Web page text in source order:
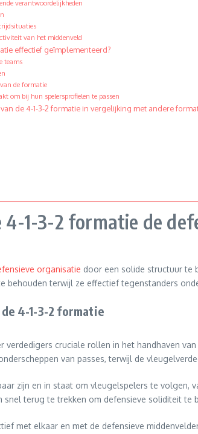
verantwoordelijkheden
van het middenveld
effectief geïmplementeerd?
teams
de formatie
om bij hun spelersprofielen te passen
de 4-1-3-2 formatie in vergelijking met andere
1-3-2 formatie de
organisatie door een solide structuur te
behouden terwijl ze effectief tegenstanders
4-1-3-2 formatie
verdedigers cruciale rollen in het handhaven
van passes, terwijl de
zijn en in staat om vleugelspelers te volgen,
snel terug te trekken om defensieve soliditeit te
met elkaar en met de defensieve